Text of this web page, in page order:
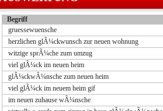
Begriff
gruessewuensche
herzlichen glÃ¼ckwunsch zur neuen wohnung
witzige sprÃ¼che zum umzug
viel glÃ¼ck im neuen heim
glÃ¼ckwÃ¼nsche zum neuen heim
viel glÃ¼ck im neuem heim gif
im neuen zuhause wÃ¼nsche